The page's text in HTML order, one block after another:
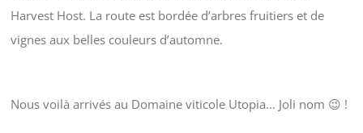
Harvest Host. La route est bordée d’arbres fruitiers et de
vignes aux belles couleurs d’automne.
Nous voilà arrivés au Domaine viticole Utopia… Joli nom 😉 !